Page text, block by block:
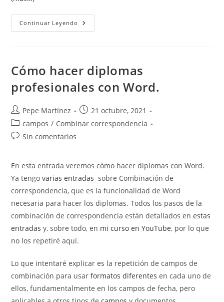
Continuar Leyendo Creación
De
Cómo hacer diplomas
profesionales con Word.
Autor
de
la
entrada:
Pepe Martínez
Publicación
de
21 octubre, 2021
Categoría
de
campos / Combinar correspondencia
Comentarios
entrada:
Sin comentarios
En esta entrada veremos cómo hacer diplomas con Word.
Ya tengovarias entradas sobre Combinación de
correspondencia, que es la funcionalidad de Word
necesaria para hacer los diplomas. Todos los pasos de la
combinación de correspondencia están detallados enestas
entradas y, sobre todo, en mi curso en YouTube, por lo que
no los repetiré aquí.
Lo que intentaré explicar es la repetición de campos de
combinación para usarformatos diferentes en cada uno de
ellos, fundamentalmente en los campos de fecha, pero